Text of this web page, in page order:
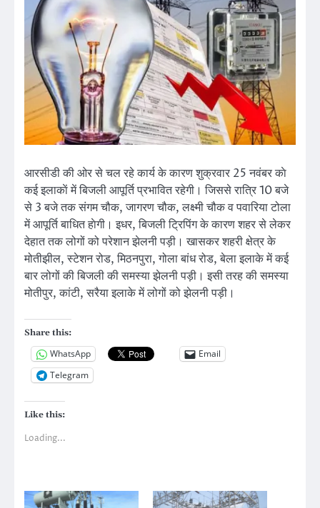
आरसीडी की ओर से चल रहे कार्य के कारण शुक्रवार 25 नवंबर काे
कई इलाकाें में बिजली आपूर्ति प्रभावित रहेगी। जिससे रात्रि 10 बजे
से 3 बजे तक संगम चौक, जागरण चौक, लक्ष्मी चौक व पवारिया टोला
में आपूर्ति बाधित हाेगी। इधर, बिजली ट्रिपिंग के कारण शहर से लेकर
देहात तक लोगों को परेशान झेलनी पड़ी। खासकर शहरी क्षेत्र के
मोतीझील, स्टेशन रोड, मिठनपुरा, गोला बांध रोड, बेला इलाके में कई
बार लोगों की बिजली की समस्या झेलनी पड़ी। इसी तरह की समस्या
मोतीपुर, कांटी, सरैया इलाके में लोगों को झेलनी पड़ी।
Share this:
WhatsApp
Email
Telegram
Like this:
Loading...